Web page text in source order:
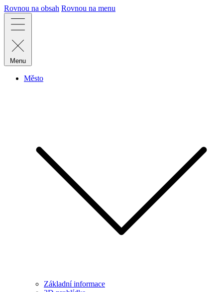
Rovnou na obsah Rovnou na menu
Menu
Město
Základní informace